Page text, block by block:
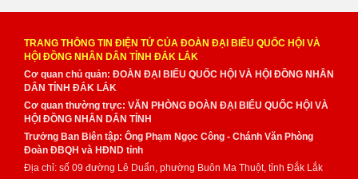
TRANG THÔNG TIN ĐIỆN TỬ CỦA ĐOÀN ĐẠI BIỂU QUỐC HỘI VÀ
HỘI ĐỒNG NHÂN DÂN TỈNH ĐẮK LẮK
Cơ quan chủ quản: ĐOÀN ĐẠI BIỂU QUỐC HỘI VÀ HỘI ĐỒNG NHÂN
DÂN TỈNH ĐẮK LẮK
Cơ quan thường trực: VĂN PHÒNG ĐOÀN ĐẠI BIỂU QUỐC HỘI VÀ
HỘI ĐỒNG NHÂN DÂN TỈNH
Trưởng Ban Biên tập: Ông Phạm Ngọc Công - Chánh Văn Phòng
Đoàn ĐBQH và HĐND tỉnh
Địa chỉ: số 09 đường Lê Duẩn, phường Buôn Ma Thuột, tỉnh Đắk Lắk